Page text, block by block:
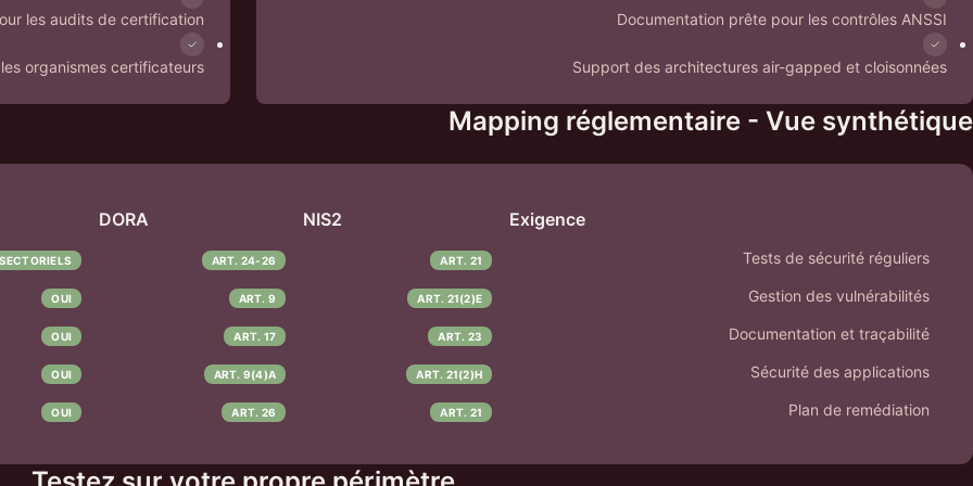
Documentation prête pour les contrôles ANSSI
Support des architectures air-gapped et cloisonnées
les audits de certification
organismes certificateurs
Mapping réglementaire - Vue synthétique
Exigence
NIS2
DORA
Tests de sécurité réguliers
ART. 21
ART. 24-26
Gestion des vulnérabilités
ART. 21(2)E
ART. 9
OUI
Documentation et traçabilité
ART. 23
ART. 17
OUI
Sécurité des applications
ART. 21(2)H
ART. 9(4)A
OUI
Plan de remédiation
ART. 21
ART. 26
OUI